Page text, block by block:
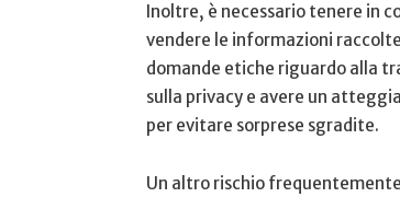
Inoltre,​ è necessario tenere in
vendere le ⁣informazioni
domande⁢ etiche riguardo alla
sulla privacy e avere un‍
per evitare sorprese sgradite.
Un ⁤altro rischio